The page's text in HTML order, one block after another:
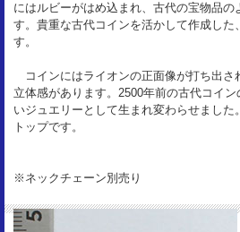
状 態：
VF
枠素材：
K18＆ルビー
にはルビーがはめ込まれ、古代の宝物品の
す。貴重な古代コインを活かして作成し
す。
コインにはライオンの正面像が打ち出さ
立体感があります。2500年前の古代コイ
いジュエリーとして生まれ変わらせました
トップです。
※ネックチェーン別売り